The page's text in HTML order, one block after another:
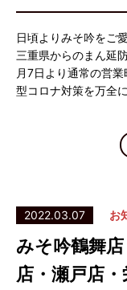
日頃よりみそ吟をご
三重県からのまん延
月7日より通常の営
型コロナ対策を万全
2022.03.07 お
みそ吟鶴舞
店・瀬戸店